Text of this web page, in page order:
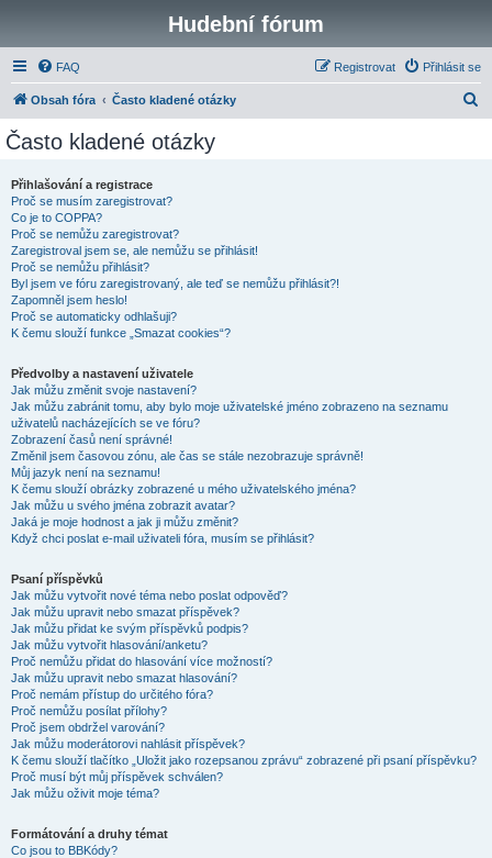
Hudební fórum
FAQ Přihlásit se
Registrovat
Obsah fóra Často kladené otázky
Často kladené otázky
Přihlašování a registrace
Proč se musím zaregistrovat?
Co je to COPPA?
Proč se nemůžu zaregistrovat?
Zaregistroval jsem se, ale nemůžu se přihlásit!
Proč se nemůžu přihlásit?
Byl jsem ve fóru zaregistrovaný, ale teď se nemůžu přihlásit?!
Zapomněl jsem heslo!
Proč se automaticky odhlašuji?
K čemu slouží funkce „Smazat cookies“?
Předvolby a nastavení uživatele
Jak můžu změnit svoje nastavení?
Jak můžu zabránit tomu, aby bylo moje uživatelské jméno zobrazeno na seznamu
uživatelů nacházejících se ve fóru?
Zobrazení časů není správné!
Změnil jsem časovou zónu, ale čas se stále nezobrazuje správně!
Můj jazyk není na seznamu!
K čemu slouží obrázky zobrazené u mého uživatelského jména?
Jak můžu u svého jména zobrazit avatar?
Jaká je moje hodnost a jak ji můžu změnit?
Když chci poslat e-mail uživateli fóra, musím se přihlásit?
Psaní příspěvků
Jak můžu vytvořit nové téma nebo poslat odpověď?
Jak můžu upravit nebo smazat příspěvek?
Jak můžu přidat ke svým příspěvků podpis?
Jak můžu vytvořit hlasování/anketu?
Proč nemůžu přidat do hlasování více možností?
Jak můžu upravit nebo smazat hlasování?
Proč nemám přístup do určitého fóra?
Proč nemůžu posílat přílohy?
Proč jsem obdržel varování?
Jak můžu moderátorovi nahlásit příspěvek?
K čemu slouží tlačítko „Uložit jako rozepsanou zprávu“ zobrazené při psaní příspěvku?
Proč musí být můj příspěvek schválen?
Jak můžu oživit moje téma?
Formátování a druhy témat
Co jsou to BBKódy?